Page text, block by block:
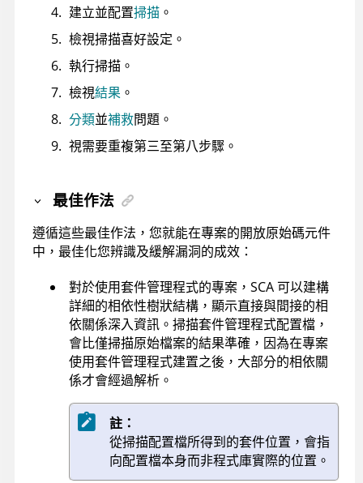
建立並配置掃描 。
檢視掃描喜好設定。
執行掃描。
檢視結果 。
分類並補救問題。
視需要重複第三至第八步驟。
最佳作法
遵循這些最佳作法，您就能在專案的開放原始碼元件
中，最佳化您辨識及緩解漏洞的成效：
對於使用套件管理程式的專案，SCA 可以建構
詳細的相依性樹狀結構，顯示直接與間接的相
依關係深入資訊。掃描套件管理程式配置檔，
會比僅掃描原始檔案的結果準確，因為在專案
使用套件管理程式建置之後，大部分的相依關
係才會經過解析。
註：
從掃描配置檔所得到的套件位置，會指
向配置檔本身而非程式庫實際的位置。